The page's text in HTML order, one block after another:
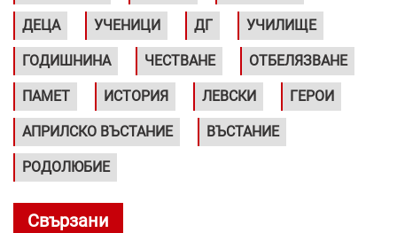
ДЕЦА УЧЕНИЦИ ДГ УЧИЛИЩЕ
ГОДИШНИНА ЧЕСТВАНЕ ОТБЕЛЯЗВАНЕ
ПАМЕТ ИСТОРИЯ ЛЕВСКИ ГЕРОИ
АПРИЛСКО ВЪСТАНИЕ ВЪСТАНИЕ
РОДОЛЮБИЕ
Свързани